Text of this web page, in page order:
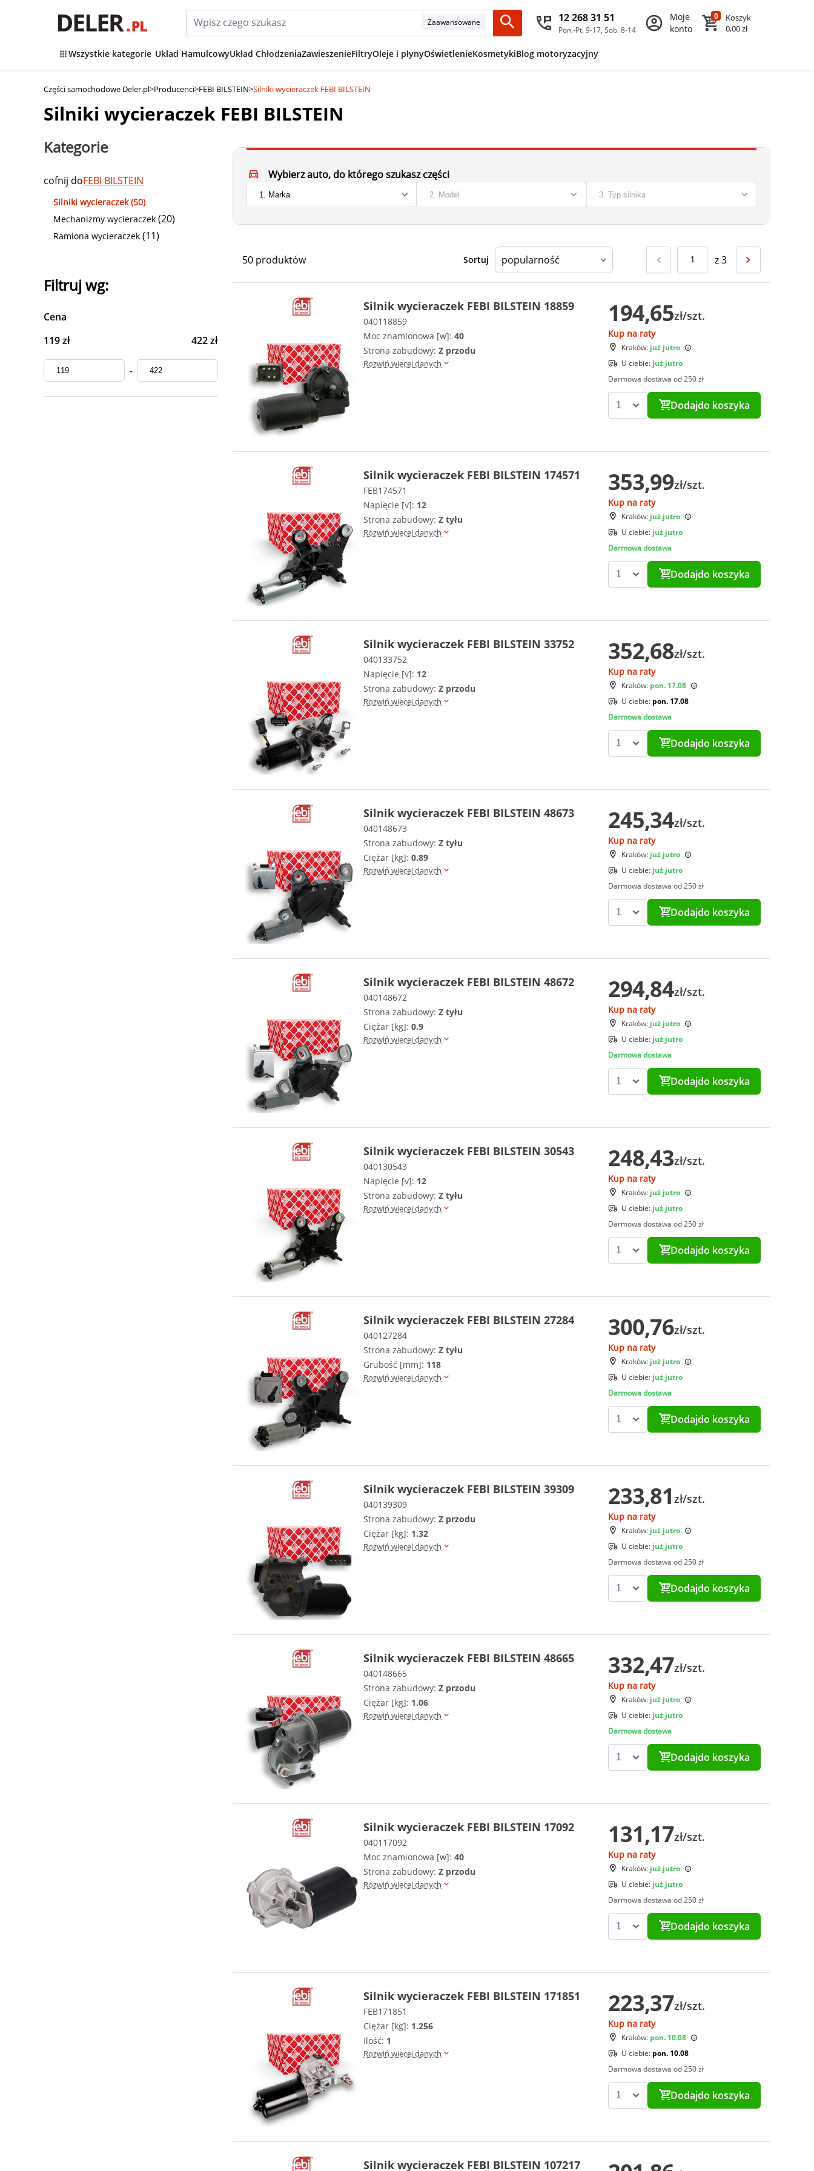
Zaawansowane 12 268 31 51
Pon.-Pt. 9-17, Sob. 8-14
Moje
konto
0
Koszyk
0,00 zł
Wszystkie kategorie Układ HamulcowyUkład ChłodzeniaZawieszenieFiltryOleje i płynyOświetlenieKosmetykiBlog motoryzacyjny
Części samochodowe Deler.pl>Producenci>FEBI BILSTEIN>Silniki wycieraczek FEBI BILSTEIN
Silniki wycieraczek FEBI BILSTEIN
Kategorie
cofnij doFEBI BILSTEIN
Silniki wycieraczek (50)
Mechanizmy wycieraczek (20)
Ramiona wycieraczek (11)
Filtruj wg:
Cena
119 zł
422 zł
-
Wybierz auto, do którego szukasz części
50 produktów Sortuj z3
Silnik wycieraczek FEBI BILSTEIN 18859
040118859
Moc znamionowa [w]: 40
Strona zabudowy: Z przodu
Rozwiń więcej danych
194,65zł/szt.
Kup na raty
Kraków: już jutro
U ciebie: już jutro
Darmowa dostawa od 250 zł
Dodajdo koszyka
Silnik wycieraczek FEBI BILSTEIN 174571
FEB174571
Napięcie [v]: 12
Strona zabudowy: Z tyłu
Rozwiń więcej danych
353,99zł/szt.
Kup na raty
Kraków: już jutro
U ciebie: już jutro
Darmowa dostawa
Dodajdo koszyka
Silnik wycieraczek FEBI BILSTEIN 33752
040133752
Napięcie [v]: 12
Strona zabudowy: Z przodu
Rozwiń więcej danych
352,68zł/szt.
Kup na raty
Kraków: pon. 17.08
U ciebie: pon. 17.08
Darmowa dostawa
Dodajdo koszyka
Silnik wycieraczek FEBI BILSTEIN 48673
040148673
Strona zabudowy: Z tyłu
Ciężar [kg]: 0.89
Rozwiń więcej danych
245,34zł/szt.
Kup na raty
Kraków: już jutro
U ciebie: już jutro
Darmowa dostawa od 250 zł
Dodajdo koszyka
Silnik wycieraczek FEBI BILSTEIN 48672
040148672
Strona zabudowy: Z tyłu
Ciężar [kg]: 0.9
Rozwiń więcej danych
294,84zł/szt.
Kup na raty
Kraków: już jutro
U ciebie: już jutro
Darmowa dostawa
Dodajdo koszyka
Silnik wycieraczek FEBI BILSTEIN 30543
040130543
Napięcie [v]: 12
Strona zabudowy: Z tyłu
Rozwiń więcej danych
248,43zł/szt.
Kup na raty
Kraków: już jutro
U ciebie: już jutro
Darmowa dostawa od 250 zł
Dodajdo koszyka
Silnik wycieraczek FEBI BILSTEIN 27284
040127284
Strona zabudowy: Z tyłu
Grubość [mm]: 118
Rozwiń więcej danych
300,76zł/szt.
Kup na raty
Kraków: już jutro
U ciebie: już jutro
Darmowa dostawa
Dodajdo koszyka
Silnik wycieraczek FEBI BILSTEIN 39309
040139309
Strona zabudowy: Z przodu
Ciężar [kg]: 1.32
Rozwiń więcej danych
233,81 zł/szt.
Kup na raty
Kraków: już jutro
U ciebie: już jutro
Darmowa dostawa od 250 zł
Dodajdo koszyka
Silnik wycieraczek FEBI BILSTEIN 48665
040148665
Strona zabudowy: Z przodu
Ciężar [kg]: 1.06
Rozwiń więcej danych
332,47zł/szt.
Kup na raty
Kraków: już jutro
U ciebie: już jutro
Darmowa dostawa
Dodajdo koszyka
Silnik wycieraczek FEBI BILSTEIN 17092
040117092
Moc znamionowa [w]: 40
Strona zabudowy: Z przodu
Rozwiń więcej danych
131,17zł/szt.
Kup na raty
Kraków: już jutro
U ciebie: już jutro
Darmowa dostawa od 250 zł
Dodajdo koszyka
Silnik wycieraczek FEBI BILSTEIN 171851
FEB171851
Ciężar [kg]: 1.256
Ilość: 1
Rozwiń więcej danych
223,37zł/szt.
Kup na raty
Kraków: pon. 10.08
U ciebie: pon. 10.08
Darmowa dostawa od 250 zł
Dodajdo koszyka
Silnik wycieraczek FEBI BILSTEIN 107217